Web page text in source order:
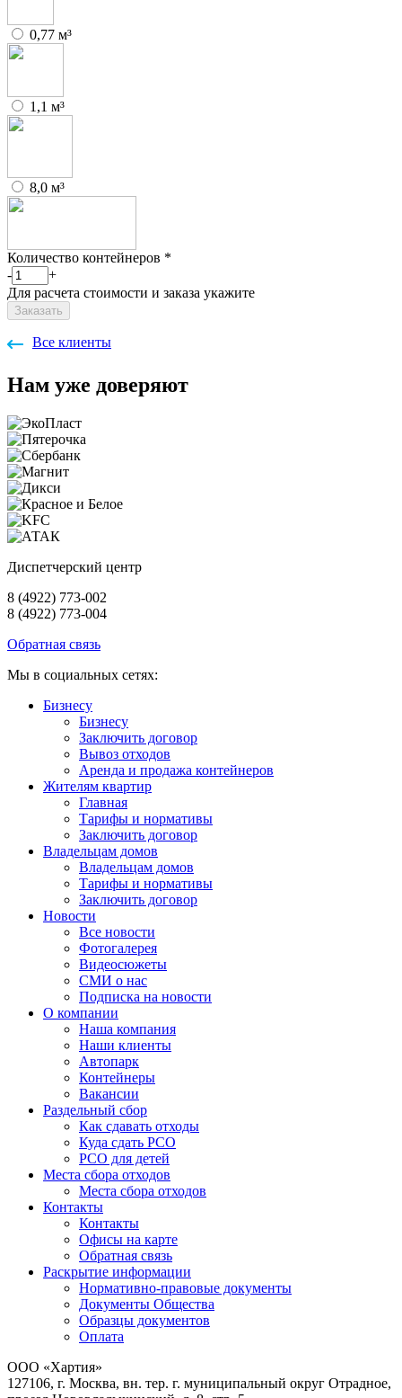
0,77 м³
1,1 м³
8,0 м³
Количество контейнеров *
-
+
Для расчета стоимости и заказа укажите
Заказать
Все клиенты
Нам уже доверяют
Диспетчерский центр
8 (4922) 773-002
8 (4922) 773-004
Обратная связь
Мы в социальных сетях:
Бизнесу
Бизнесу
Заключить договор
Вывоз отходов
Аренда и продажа контейнеров
Жителям квартир
Главная
Тарифы и нормативы
Заключить договор
Владельцам домов
Владельцам домов
Тарифы и нормативы
Заключить договор
Новости
Все новости
Фотогалерея
Видеосюжеты
СМИ о нас
Подписка на новости
О компании
Наша компания
Наши клиенты
Автопарк
Контейнеры
Вакансии
Раздельный сбор
Как сдавать отходы
Куда сдать РСО
РСО для детей
Места сбора отходов
Места сбора отходов
Контакты
Контакты
Офисы на карте
Обратная связь
Раскрытие информации
Нормативно-правовые документы
Документы Общества
Образцы документов
Оплата
ООО «Хартия»
127106, г. Москва, вн. тер. г. муниципальный округ Отрадное,